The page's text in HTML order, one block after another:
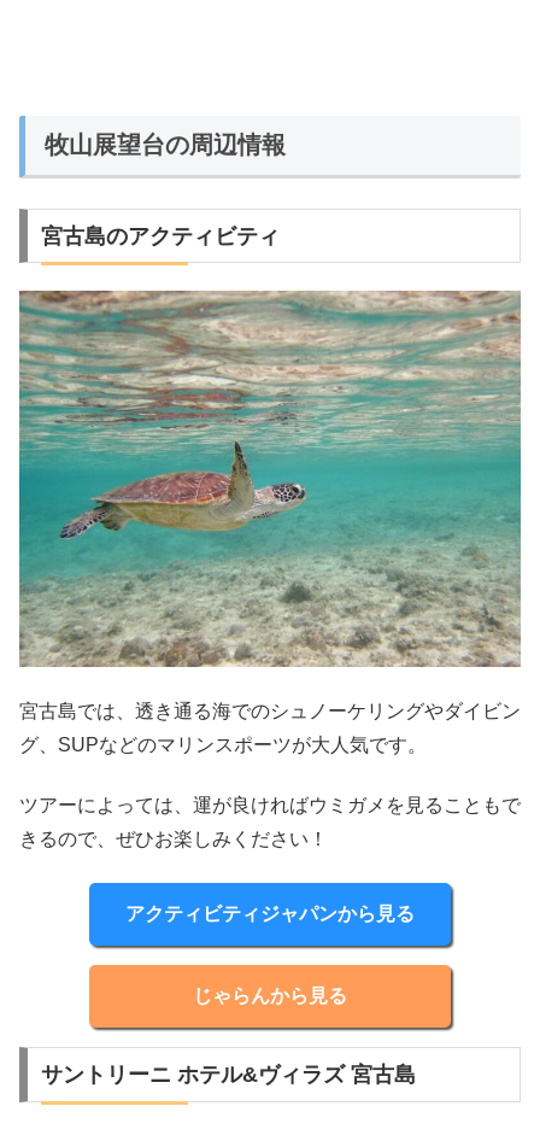
牧山展望台の周辺情報
宮古島のアクティビティ
宮古島では、透き通る海でのシュノーケリングやダイビン
グ、SUPなどのマリンスポーツが大人気です。
ツアーによっては、運が良ければウミガメを見ることもで
きるので、ぜひお楽しみください！
アクティビティジャパンから見る
じゃらんから見る
サントリーニ ホテル&ヴィラズ 宮古島